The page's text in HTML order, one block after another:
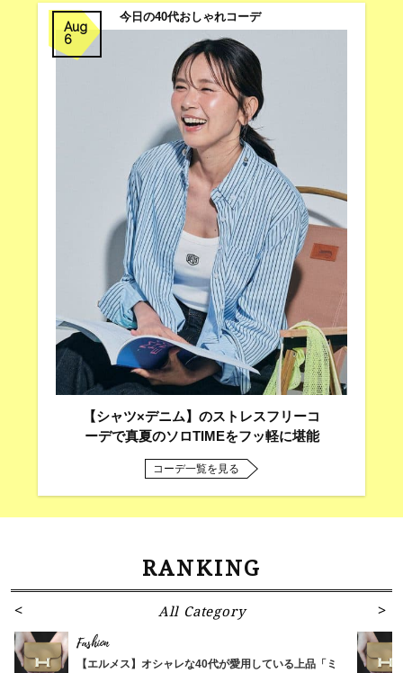
Aug
6
今日の40代おしゃれコーデ
【シャツ×デニム】のストレスフリーコ
ーデで真夏のソロTIMEをフッ軽に堪能
コーデ一覧を見る
RANKING
All Category
Fashion
【エルメス】オシャレな40代が愛用している上品「ミ